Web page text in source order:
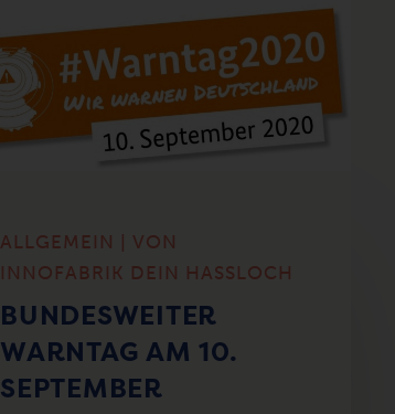
ALLGEMEIN | VON
INNOFABRIK DEIN HASSLOCH
BUNDESWEITER
WARNTAG AM 10.
SEPTEMBER